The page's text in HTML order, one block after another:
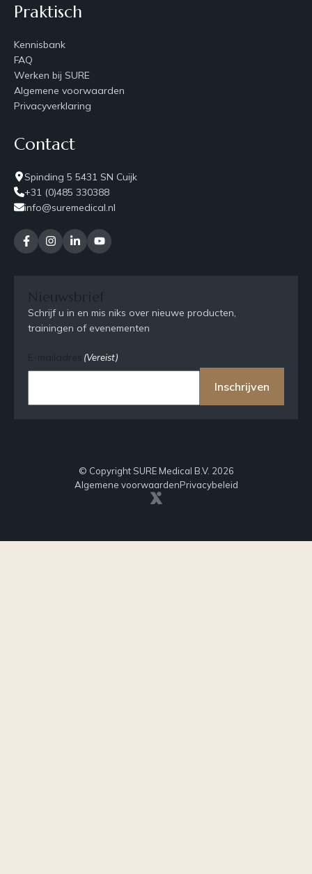
Praktisch
Kennisbank
FAQ
Werken bij SURE
Algemene voorwaarden
Privacyverklaring
Contact
Spinding 5 5431 SN Cuijk
+31 (0)485 330388
info@suremedical.nl
Schrijf u in en mis niks over nieuwe producten,
trainingen of evenementen
(Vereist)
Inschrijven
© Copyright SURE Medical B.V. 2026
Algemene voorwaardenPrivacybeleid